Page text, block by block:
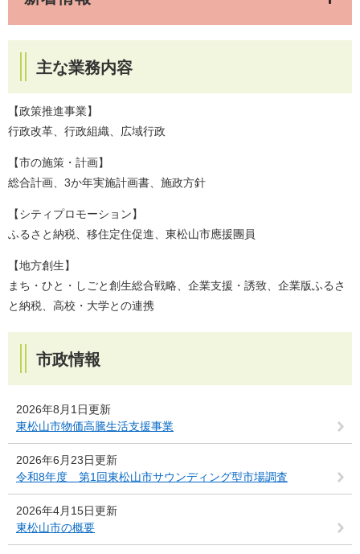
主な業務内容
【政策推進事業】
行政改革、行政組織、広域行政
【市の施策・計画】
総合計画、3か年実施計画書、施政方針
【シティプロモーション】
ふるさと納税、移住定住促進、東松山市應援團員
【地方創生】
まち・ひと・しごと創生総合戦略、企業支援・誘致、企業版ふるさ
と納税、高校・大学との連携
市政情報
2026年8月1日更新
東松山市物価高騰生活支援事業
2026年6月23日更新
令和8年度 第1回東松山市サウンディング型市場調査
2026年4月15日更新
東松山市の概要